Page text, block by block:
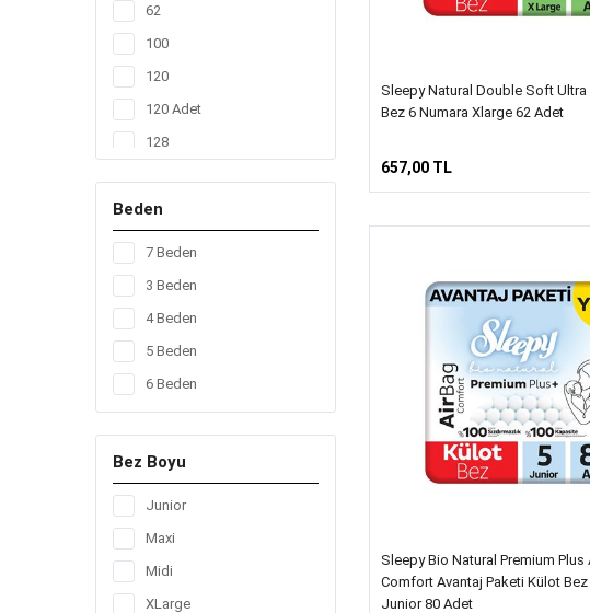
62
100
120
120 Adet
128
156
42
51
56
60
64
72
Beden
7 Beden
3 Beden
4 Beden
5 Beden
6 Beden
Bez Boyu
Junior
Maxi
Midi
XLarge
Sleepy Natural Double Soft Ultra
Bez 6 Numara Xlarge 62 Adet
657,00 TL
Sleepy Bio Natural Premium Plus
Comfort Avantaj Paketi Külot Bez
Junior 80 Adet